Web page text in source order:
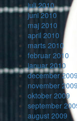
juli 2010
juni 2010
maj 2010
april 2010
marts 2010
februar 2010
januar 2010
december 2009
november 2009
oktober 2009
september
august 2009